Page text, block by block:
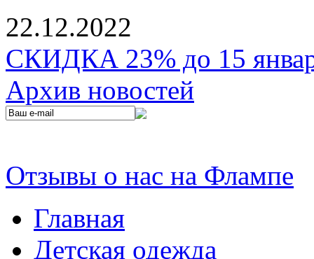
22.12.2022
СКИДКА 23% до 15
Архив новостей
Отзывы о нас на Флампе
Главная
Детская одежда